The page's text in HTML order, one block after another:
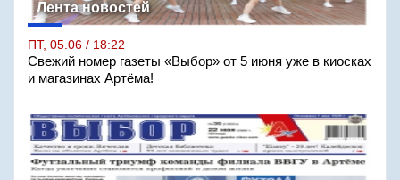
Лента новостей
ПТ, 05.06 / 18:22
Свежий номер газеты «Выбор» от 5 июня уже в киосках
и магазинах Артёма!